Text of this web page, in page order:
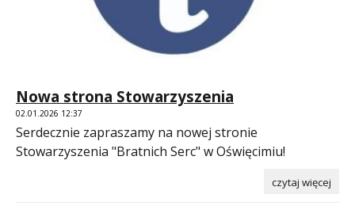
Nowa strona Stowarzyszenia
02.01.2026 12:37
Serdecznie zapraszamy na nowej stronie
Stowarzyszenia "Bratnich Serc" w Oświęcimiu!
czytaj więcej